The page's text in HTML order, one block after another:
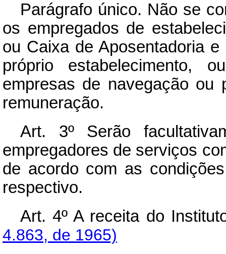
Parágrafo único. Não se
os empregados de
ou Caixa de Aposentadoria
próprio estabelecimento,
empresas de navegação ou
remuneração.
Art. 3º Serão
empregadores de serviços
de acordo com as
respectivo.
Art. 4º A receita do
4.863, de 1965)